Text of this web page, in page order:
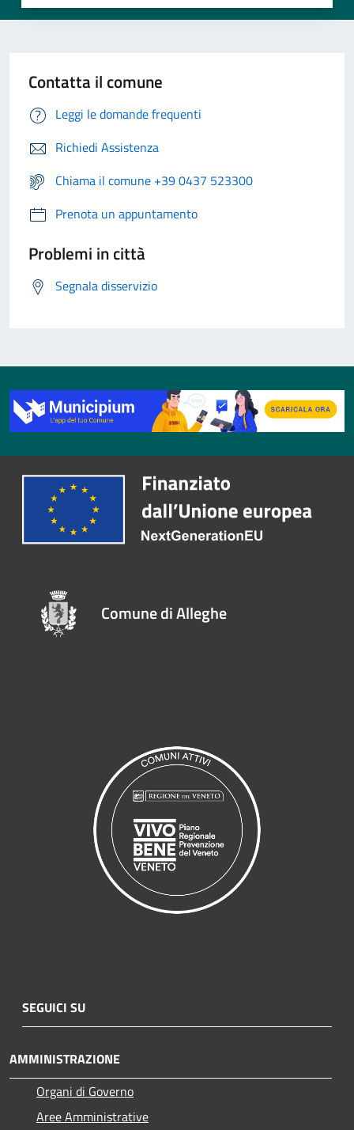
Contatta il comune
Leggi le domande frequenti
Richiedi Assistenza
Chiama il comune +39 0437 523300
Prenota un appuntamento
Problemi in città
Segnala disservizio
Comune di Alleghe
SEGUICI SU
AMMINISTRAZIONE
Organi di Governo
Aree Amministrative